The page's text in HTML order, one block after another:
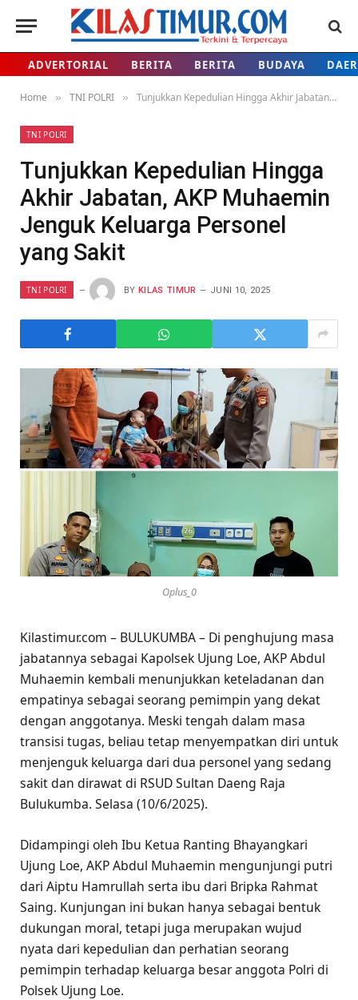
ADVERTORIAL BERITA BERITA BUDAYA
Home » TNI POLRI » Tunjukkan Kepedulian Hingga Akhir Jabatan, AKP Muhaemin Jenguk Keluarga Personel yang Sakit
TNI POLRI
Tunjukkan Kepedulian Hingga
Akhir Jabatan, AKP Muhaemin
Jenguk Keluarga Personel
yang Sakit
TNI POLRI BY KILAS TIMUR JUNI 10, 2025
Oplus_0
Kilastimur.com – BULUKUMBA – Di penghujung masa
jabatannya sebagai Kapolsek Ujung Loe, AKP Abdul
Muhaemin kembali menunjukkan keteladanan dan
empatinya sebagai seorang pemimpin yang dekat
dengan anggotanya. Meski tengah dalam masa
transisi tugas, beliau tetap menyempatkan diri untuk
menjenguk keluarga dari dua personel yang sedang
sakit dan dirawat di RSUD Sultan Daeng Raja
Bulukumba. Selasa (10/6/2025).
Didampingi oleh Ibu Ketua Ranting Bhayangkari
Ujung Loe, AKP Abdul Muhaemin mengunjungi putri
dari Aiptu Hamrullah serta ibu dari Bripka Rahmat
Saing. Kunjungan ini bukan hanya sebagai bentuk
dukungan moral, tetapi juga merupakan wujud
nyata dari kepedulian dan perhatian seorang
pemimpin terhadap keluarga besar anggota Polri di
Polsek Ujung Loe.